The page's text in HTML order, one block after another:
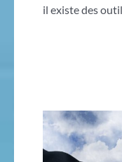
il existe des